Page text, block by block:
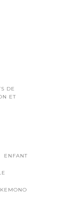
DE
ET
ENFANT